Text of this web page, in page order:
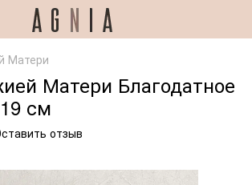
Матери
Матери Благодатное
см
отзыв